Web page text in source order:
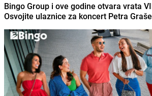
Bingo Group i ove godine otvara vrata
Osvojite ulaznice za koncert Petra Graše